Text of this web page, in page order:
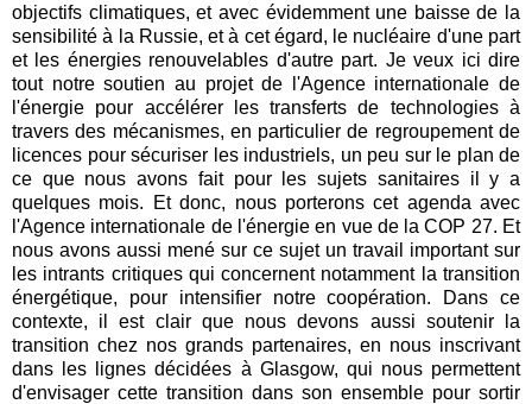
objectifs climatiques, et avec évidemment une baisse de la
sensibilité à la Russie, et à cet égard, le nucléaire d'une part
et les énergies renouvelables d'autre part. Je veux ici dire
tout notre soutien au projet de l'Agence internationale de
l'énergie pour accélérer les transferts de technologies à
travers des mécanismes, en particulier de regroupement de
licences pour sécuriser les industriels, un peu sur le plan de
ce que nous avons fait pour les sujets sanitaires il y a
quelques mois. Et donc, nous porterons cet agenda avec
l'Agence internationale de l'énergie en vue de la COP 27. Et
nous avons aussi mené sur ce sujet un travail important sur
les intrants critiques qui concernent notamment la transition
énergétique, pour intensifier notre coopération. Dans ce
contexte, il est clair que nous devons aussi soutenir la
transition chez nos grands partenaires, en nous inscrivant
dans les lignes décidées à Glasgow, qui nous permettent
d'envisager cette transition dans son ensemble pour sortir